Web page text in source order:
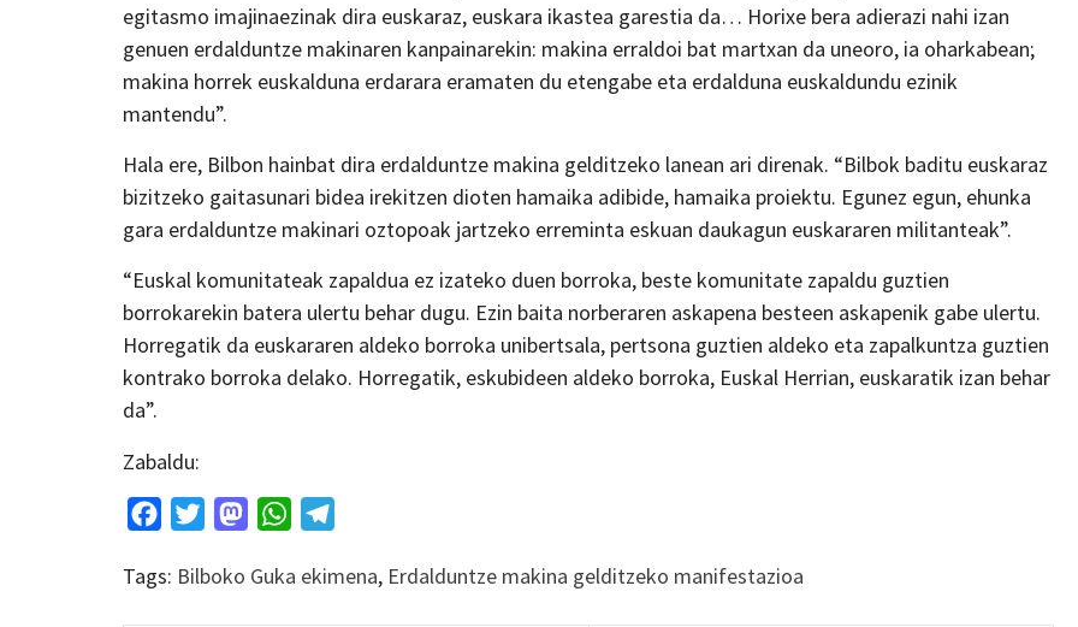
egitasmo imajinaezinak dira euskaraz, euskara ikastea garestia da… Horixe bera adierazi nahi izan
genuen erdalduntze makinaren kanpainarekin: makina erraldoi bat martxan da uneoro, ia oharkabean;
makina horrek euskalduna erdarara eramaten du etengabe eta erdalduna euskaldundu ezinik
mantendu”.
Hala ere, Bilbon hainbat dira erdalduntze makina gelditzeko lanean ari direnak. “Bilbok baditu euskaraz
bizitzeko gaitasunari bidea irekitzen dioten hamaika adibide, hamaika proiektu. Egunez egun, ehunka
gara erdalduntze makinari oztopoak jartzeko erreminta eskuan daukagun euskararen militanteak”.
“Euskal komunitateak zapaldua ez izateko duen borroka, beste komunitate zapaldu guztien
borrokarekin batera ulertu behar dugu. Ezin baita norberaren askapena besteen askapenik gabe ulertu.
Horregatik da euskararen aldeko borroka unibertsala, pertsona guztien aldeko eta zapalkuntza guztien
kontrako borroka delako. Horregatik, eskubideen aldeko borroka, Euskal Herrian, euskaratik izan behar
da”.
Zabaldu:
FacebookTwitterMastodonWhatsApp
Tags: Bilboko Guka ekimena, Erdalduntze makina gelditzeko manifestazioa